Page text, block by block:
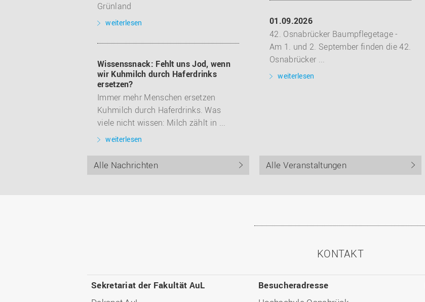
Grünland
weiterlesen
Wissenssnack: Fehlt uns Jod, wenn
wir Kuhmilch durch Haferdrinks
ersetzen?
Immer mehr Menschen ersetzen
Kuhmilch durch Haferdrinks. Was
viele nicht wissen: Milch zählt in ...
weiterlesen
Alle Nachrichten
01.09.2026
42. Osnabrücker Baumpflegetage -
Am 1. und 2. September finden die 42.
Osnabrücker ...
weiterlesen
Alle Veranstaltungen
KONTAKT
Sekretariat der Fakultät AuL
Besucheradresse